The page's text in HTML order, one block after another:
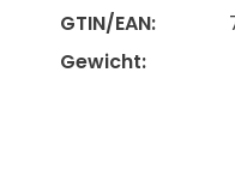
GTIN/EAN:
Gewicht: